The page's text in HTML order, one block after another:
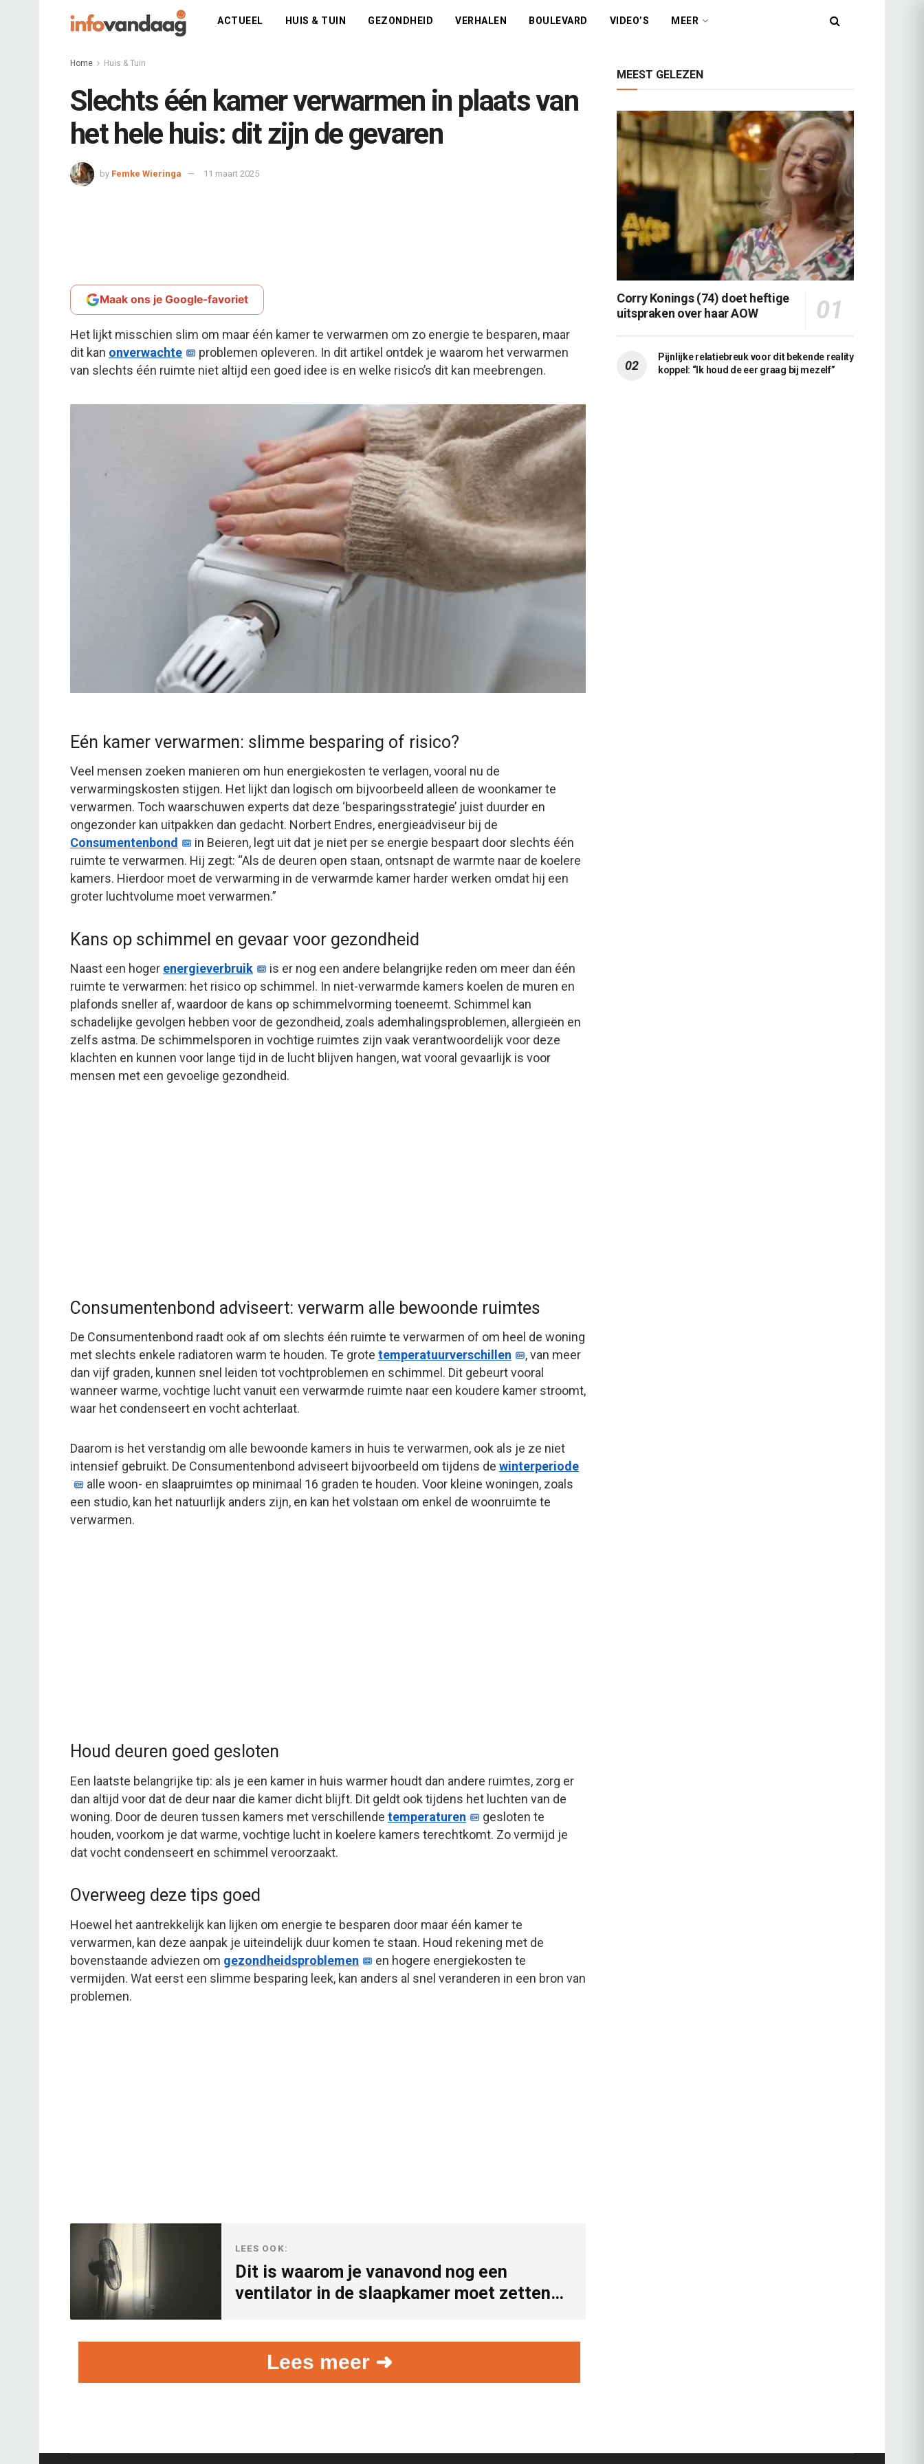
ACTUEEL HUIS & TUIN GEZONDHEID VERHALEN BOULEVARD VIDEO’S MEER
Home Huis & Tuin
Slechts één kamer verwarmen in plaats van
het hele huis: dit zijn de gevaren
by Femke Wieringa 11 maart 2025
Maak ons je Google-favoriet
Het lijkt misschien slim om maar één kamer te verwarmen om zo energie te besparen, maar
dit kan onverwachte
problemen opleveren. In dit artikel ontdek je waarom het verwarmen
van slechts één ruimte niet altijd een goed idee is en welke risico’s dit kan meebrengen.
Eén kamer verwarmen: slimme besparing of risico?
Veel mensen zoeken manieren om hun energiekosten te verlagen, vooral nu de
verwarmingskosten stijgen. Het lijkt dan logisch om bijvoorbeeld alleen de woonkamer te
verwarmen. Toch waarschuwen experts dat deze ‘besparingsstrategie’ juist duurder en
ongezonder kan uitpakken dan gedacht. Norbert Endres, energieadviseur bij de
Consumentenbond
in Beieren, legt uit dat je niet per se energie bespaart door slechts één
ruimte te verwarmen. Hij zegt: “Als de deuren open staan, ontsnapt de warmte naar de koelere
kamers. Hierdoor moet de verwarming in de verwarmde kamer harder werken omdat hij een
groter luchtvolume moet verwarmen.”
Kans op schimmel en gevaar voor gezondheid
Naast een hoger energieverbruik
is er nog een andere belangrijke reden om meer dan één
ruimte te verwarmen: het risico op schimmel. In niet-verwarmde kamers koelen de muren en
plafonds sneller af, waardoor de kans op schimmelvorming toeneemt. Schimmel kan
schadelijke gevolgen hebben voor de gezondheid, zoals ademhalingsproblemen, allergieën en
zelfs astma. De schimmelsporen in vochtige ruimtes zijn vaak verantwoordelijk voor deze
klachten en kunnen voor lange tijd in de lucht blijven hangen, wat vooral gevaarlijk is voor
mensen met een gevoelige gezondheid.
Consumentenbond adviseert: verwarm alle bewoonde ruimtes
De Consumentenbond raadt ook af om slechts één ruimte te verwarmen of om heel de woning
met slechts enkele radiatoren warm te houden. Te grote temperatuurverschillen
, van meer
dan vijf graden, kunnen snel leiden tot vochtproblemen en schimmel. Dit gebeurt vooral
wanneer warme, vochtige lucht vanuit een verwarmde ruimte naar een koudere kamer stroomt,
waar het condenseert en vocht achterlaat.
Daarom is het verstandig om alle bewoonde kamers in huis te verwarmen, ook als je ze niet
intensief gebruikt. De Consumentenbond adviseert bijvoorbeeld om tijdens de winterperiode
alle woon- en slaapruimtes op minimaal 16 graden te houden. Voor kleine woningen, zoals
een studio, kan het natuurlijk anders zijn, en kan het volstaan om enkel de woonruimte te
verwarmen.
Houd deuren goed gesloten
Een laatste belangrijke tip: als je een kamer in huis warmer houdt dan andere ruimtes, zorg er
dan altijd voor dat de deur naar die kamer dicht blijft. Dit geldt ook tijdens het luchten van de
woning. Door de deuren tussen kamers met verschillende temperaturen
gesloten te
houden, voorkom je dat warme, vochtige lucht in koelere kamers terechtkomt. Zo vermijd je
dat vocht condenseert en schimmel veroorzaakt.
Overweeg deze tips goed
Hoewel het aantrekkelijk kan lijken om energie te besparen door maar één kamer te
verwarmen, kan deze aanpak je uiteindelijk duur komen te staan. Houd rekening met de
bovenstaande adviezen om gezondheidsproblemen
en hogere energiekosten te
vermijden. Wat eerst een slimme besparing leek, kan anders al snel veranderen in een bron van
problemen.
LEES OOK:
Dit is waarom je vanavond nog een
ventilator in de slaapkamer moet zetten…
Lees meer ➜
MEEST GELEZEN
Corry Konings (74) doet heftige
uitspraken over haar AOW
Pijnlijke relatiebreuk voor dit bekende reality
koppel: “Ik houd de eer graag bij mezelf”